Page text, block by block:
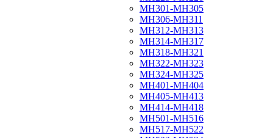
МН301-МН305
МН306-МН311
МН312-МН313
МН314-МН317
МН318-МН321
МН322-МН323
МН324-МН325
МН401-МН404
МН405-МН413
МН414-МН418
МН501-МН516
МН517-МН522